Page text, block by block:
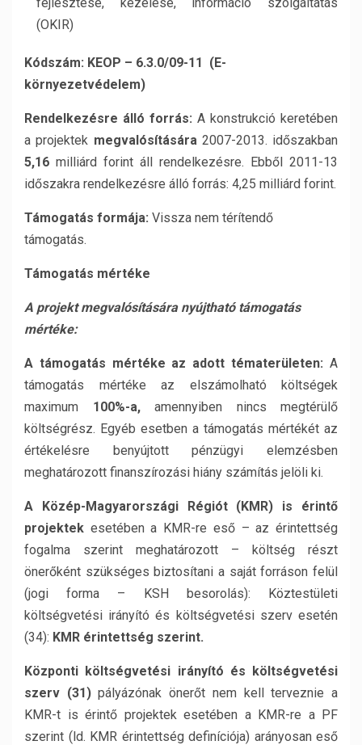
(OKIR)
Kódszám: KEOP – 6.3.0/09-11 (E-
környezetvédelem)
Rendelkezésre álló forrás: A konstrukció keretében
a projektek megvalósítására 2007-2013. időszakban
5,16 milliárd forint áll rendelkezésre. Ebből 2011-13
időszakra rendelkezésre álló forrás: 4,25 milliárd forint.
Támogatás formája: Vissza nem térítendő
támogatás.
Támogatás mértéke
A projekt megvalósítására nyújtható támogatás
mértéke:
A támogatás mértéke az adott tématerületen: A
támogatás mértéke az elszámolható költségek
maximum 100%-a, amennyiben nincs megtérülő
költségrész. Egyéb esetben a támogatás mértékét az
értékelésre benyújtott pénzügyi elemzésben
meghatározott finanszírozási hiány számítás jelöli ki.
A Közép-Magyarországi Régiót (KMR) is érintő
projektek esetében a KMR-re eső – az érintettség
fogalma szerint meghatározott – költség részt
önerőként szükséges biztosítani a saját forráson felül
(jogi forma – KSH besorolás): Köztestületi
költségvetési irányító és költségvetési szerv esetén
(34): KMR érintettség szerint.
Központi költségvetési irányító és költségvetési
szerv (31)pályázónak önerőt nem kell terveznie a
KMR-t is érintő projektek esetében a KMR-re a PF
szerint (ld. KMR érintettség definíciója) arányosan eső